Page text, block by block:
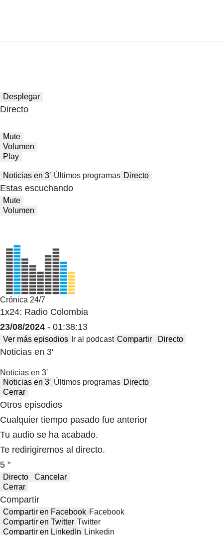
Desplegar
Directo
Mute
Volumen
Play
Noticias en 3′ Últimos programas Directo
Estas escuchando
Mute
Volumen
Crónica 24/7
1x24: Radio Colombia
23/08/2024 - 01:38:13
Ver más episodios Ir al podcast Compartir Directo
Noticias en 3′
Noticias en 3′
Noticias en 3′ Últimos programas Directo
Cerrar
Otros episodios
Cualquier tiempo pasado fue anterior
Tu audio se ha acabado.
Te redirigiremos al directo.
5 "
Directo
Cancelar
Cerrar
Compartir
Compartir en Facebook Facebook
Compartir en Twitter Twitter
Compartir en LinkedIn Linkedin